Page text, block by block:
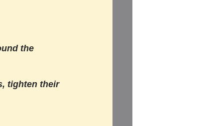
the
tighten their